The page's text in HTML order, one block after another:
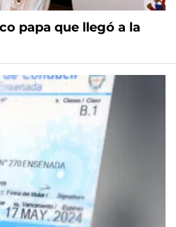
papa que llegó a la